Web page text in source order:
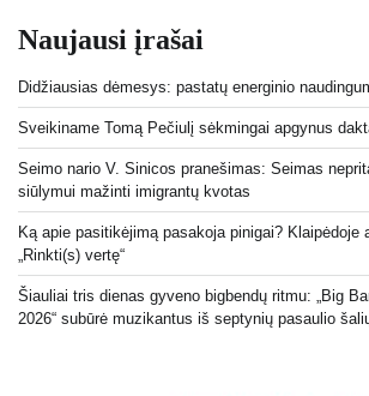
Naujausi įrašai
Didžiausias dėmesys: pastatų energinio
Sveikiname Tomą Pečiulį sėkmingai apgynus
Seimo nario V. Sinicos pranešimas: Seimas
siūlymui mažinti imigrantų kvotas
Ką apie pasitikėjimą pasakoja pinigai? Klaipėdoje
„Rinkti(s) vertę“
Šiauliai tris dienas gyveno bigbendų ritmu: „Big
2026“ subūrė muzikantus iš septynių pasaulio